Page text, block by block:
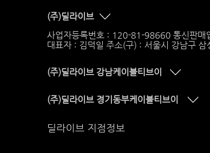
(주)딜라이브
사업자등록번호 : 120-81-98660 통신판
대표자 : 김덕일 주소(구) : 서울시 강남구
(주)딜라이브 강남케이블티브이
(주)딜라이브 경기동부케이블티브이
딜라이브 지점정보